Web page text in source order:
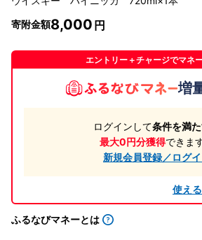
寄附金額8,000
エントリー＋チャージでマネ
増
ログインして条件を満
最大0円分獲得できま
新規会員登録／ログ
使え
ふるなびマネーとは